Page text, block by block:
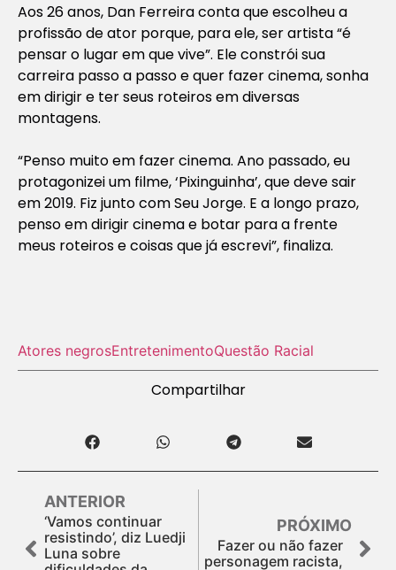
Aos 26 anos, Dan Ferreira conta que escolheu a
profissão de ator porque, para ele, ser artista “é
pensar o lugar em que vive”. Ele constrói sua
carreira passo a passo e quer fazer cinema, sonha
em dirigir e ter seus roteiros em diversas
montagens.
“Penso muito em fazer cinema. Ano passado, eu
protagonizei um filme, ‘Pixinguinha’, que deve sair
em 2019. Fiz junto com Seu Jorge. E a longo prazo,
penso em dirigir cinema e botar para a frente
meus roteiros e coisas que já escrevi”, finaliza.
Atores negrosEntretenimentoQuestão Racial
Compartilhar
ANTERIOR
‘Vamos continuar
resistindo’, diz Luedji
Luna sobre
PRÓXIMO
Fazer ou não fazer
personagem racista,